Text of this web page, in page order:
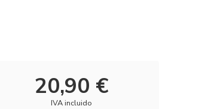
20,90 €
IVA incluido